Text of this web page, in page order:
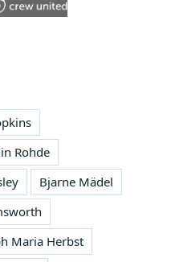
Rohde
Bjarne Mädel
Maria Herbst